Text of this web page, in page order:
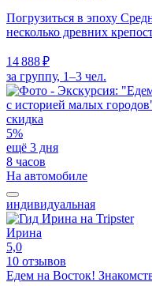
Погрузиться в эпоху
несколько древних
14 888 ₽
за группу, 1–3 чел.
скидка
5%
ещё 3 дня
8 часов
На автомобиле
индивидуальная
Ирина
5,0
10 отзывов
Едем на Восток!